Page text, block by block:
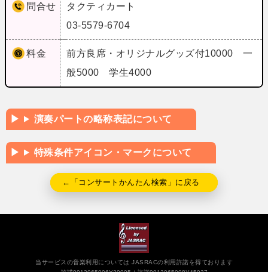
問合せ
タクティカート
03-5579-6704
料金
前方良席・オリジナルグッズ付10000 一
般5000 学生4000
演奏パートの略称表記について
特殊条件アイコン・マークについて
←「コンサートかんたん検索」に戻る
当サービスの音楽利用については JASRACの利用許諾を得ております